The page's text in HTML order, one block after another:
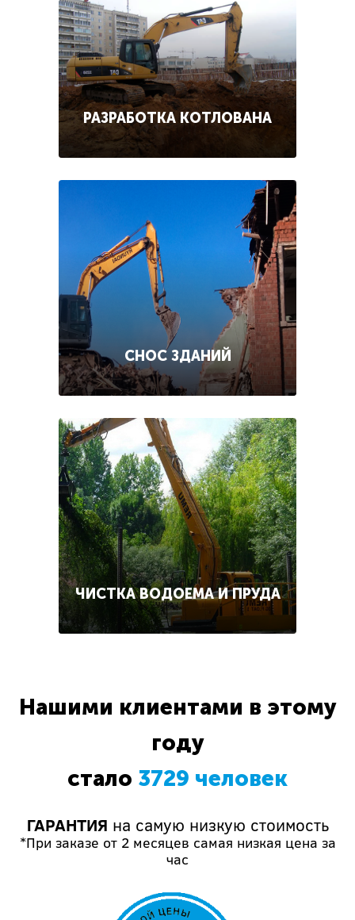
РАЗРАБОТКА КОТЛОВАНА
СНОС ЗДАНИЙ
ЧИСТКА ВОДОЕМА И ПРУДА
Нашими клиентами в этому
году
стало 3729 человек
ГАРАНТИЯ на самую низкую стоимость
*При заказе от 2 месяцев самая низкая цена за
час